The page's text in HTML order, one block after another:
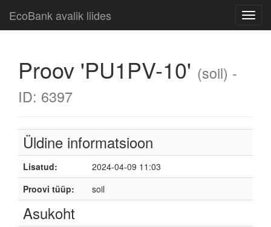
EcoBank avalik liides
Proov 'PU1PV-10' (soil) -
ID: 6397
Üldine informatsioon
Lisatud:
2024-04-09 11:03
Proovi tüüp:
soil
Asukoht